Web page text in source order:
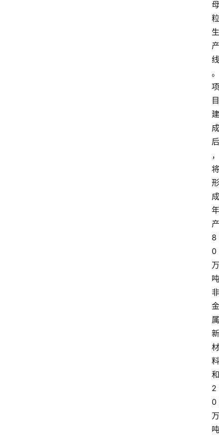
母
粒
生
产
线
。
项
目
建
成
后
，
将
形
成
年
产
8
0
万
吨
非
金
属
新
材
料
和
2
0
万
吨